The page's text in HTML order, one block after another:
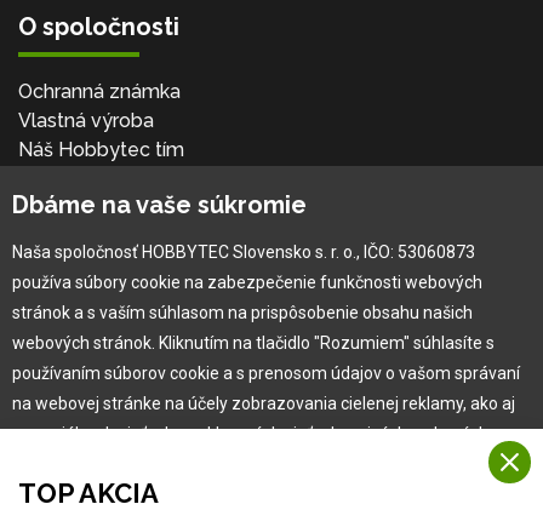
O spoločnosti
Ochranná známka
Vlastná výroba
Náš Hobbytec tím
Naša história
Pre zákazníka
Garancia najlepšej ceny
Užívateľský manuál
Reklamácia
TOP AKCIA
Dbáme na vaše súkromie
Naša spoločnosť HOBBYTEC Slovensko s. r. o., IČO: 53060873
používa súbory cookie na zabezpečenie funkčnosti webových
stránok a s vaším súhlasom na prispôsobenie obsahu našich
webových stránok. Kliknutím na tlačidlo "Rozumiem" súhlasíte s
používaním súborov cookie a s prenosom údajov o vašom správaní
na webovej stránke na účely zobrazovania cielenej reklamy, ako aj
na sociálnych sieťach a reklamných sieťach na iných webových
Viac informácií